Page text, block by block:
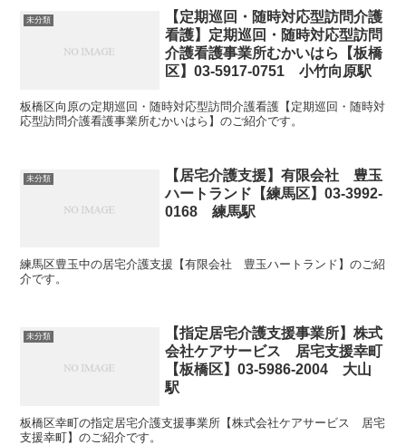
未分類
【定期巡回・随時対応型訪問介護
看護】定期巡回・随時対応型訪問
介護看護事業所むかいはら【板橋
区】03-5917-0751 小竹向原駅
板橋区向原の定期巡回・随時対応型訪問介護看護【定期巡回・随時対
応型訪問介護看護事業所むかいはら】のご紹介です。
未分類
【居宅介護支援】有限会社 豊玉
ハートランド【練馬区】03-3992-
0168 練馬駅
練馬区豊玉中の居宅介護支援【有限会社 豊玉ハートランド】のご紹
介です。
未分類
【指定居宅介護支援事業所】株式
会社ケアサービス 居宅支援幸町
【板橋区】03-5986-2004 大山
駅
板橋区幸町の指定居宅介護支援事業所【株式会社ケアサービス 居宅
支援幸町】のご紹介です。